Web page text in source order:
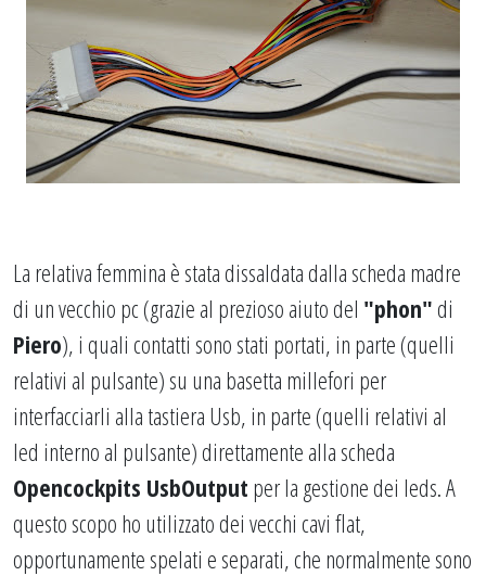
La relativa femmina è stata dissaldata dalla scheda madre
di un vecchio pc (grazie al prezioso aiuto del "phon"di
Piero), i quali contatti sono stati portati, in parte (quelli
relativi al pulsante) su una basetta millefori per
interfacciarli alla tastiera Usb, in parte (quelli relativi al
led interno al pulsante) direttamente alla scheda
Opencockpits UsbOutput per la gestione dei leds. A
questo scopo ho utilizzato dei vecchi cavi flat,
opportunamente spelati e separati, che normalmente sono